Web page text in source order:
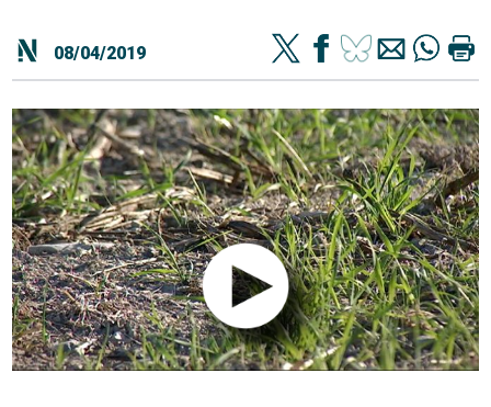
08/04/2019